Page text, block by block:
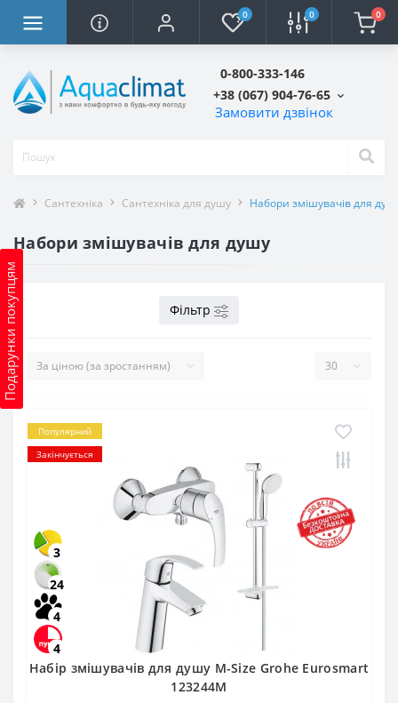
0 0 0
0-800-333-146
+38 (067) 904-76-65
Замовити дзвінок
Подарунки покупцям
Сантехніка Сантехніка для душу Набори змішувачів для
Набори змішувачів для душу
Фільтр
Популярний
Закінчується
3
24
4
4
Набір змішувачів для душу M-Size Grohe Eurosmart
123244M